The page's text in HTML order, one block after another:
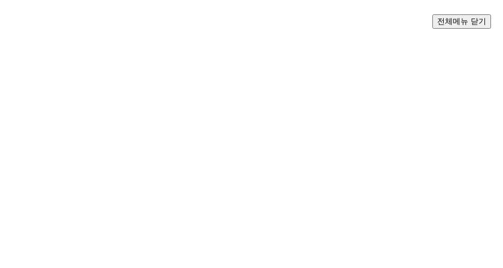
전체메뉴 닫기